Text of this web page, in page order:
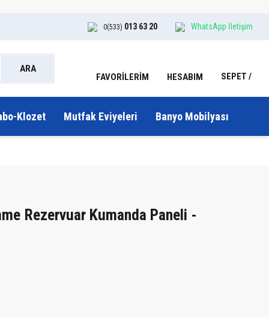
0(533) 013 63 20 WhatsApp İletişim
ARA
FAVORİLERİM HESABIM SEPET
Klozet Mutfak Eviyeleri Banyo Mobilyası
Rezervuar Kumanda Paneli -